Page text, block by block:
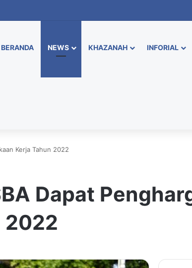
BERANDA NEWS KHAZANAH INFORIAL
Kerja Tahun 2022
Dapat
2022